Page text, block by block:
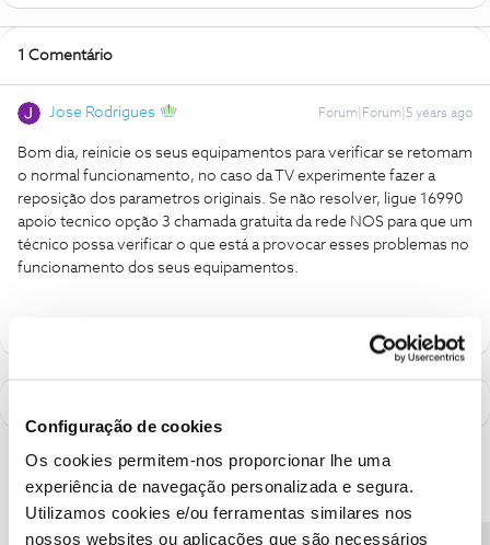
Configuração de cookies
Os cookies permitem-nos proporcionar lhe uma
experiência de navegação personalizada e segura.
Utilizamos cookies e/ou ferramentas similares nos
nossos websites ou aplicações que são necessários
1 Comentário
Jose Rodrigues Forum|Forum|5 years ago
Bom dia, reinicie os seus equipamentos para verificar se retomam
o normal funcionamento, no caso da TV experimente fazer a
reposição dos parametros originais. Se não resolver, ligue 16990
apoio tecnico opção 3 chamada gratuita da rede NOS para que um
técnico possa verificar o que está a provocar esses problemas no
funcionamento dos seus equipamentos.